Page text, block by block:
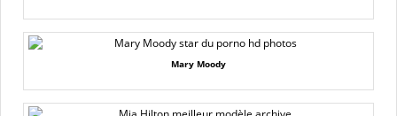
Mary Moody